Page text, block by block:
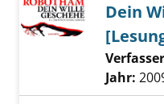
Dein
Jahr: